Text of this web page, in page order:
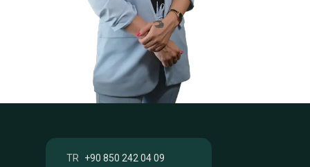
TR +90 850 242 04 09